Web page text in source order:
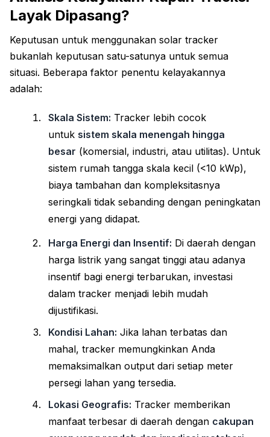
Layak Dipasang?
Keputusan untuk menggunakan solar tracker
bukanlah keputusan satu-satunya untuk semua
situasi. Beberapa faktor penentu kelayakannya
adalah:
Skala Sistem: Tracker lebih cocok
untuk sistem skala menengah hingga
besar (komersial, industri, atau utilitas). Untuk
sistem rumah tangga skala kecil (<10 kWp),
biaya tambahan dan kompleksitasnya
seringkali tidak sebanding dengan peningkatan
energi yang didapat.
Harga Energi dan Insentif: Di daerah dengan
harga listrik yang sangat tinggi atau adanya
insentif bagi energi terbarukan, investasi
dalam tracker menjadi lebih mudah
dijustifikasi.
Kondisi Lahan: Jika lahan terbatas dan
mahal, tracker memungkinkan Anda
memaksimalkan output dari setiap meter
persegi lahan yang tersedia.
Lokasi Geografis: Tracker memberikan
manfaat terbesar di daerah dengan cakupan